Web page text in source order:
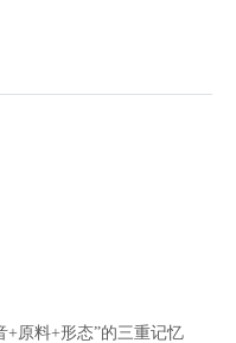
+原料+形态”的三重记忆